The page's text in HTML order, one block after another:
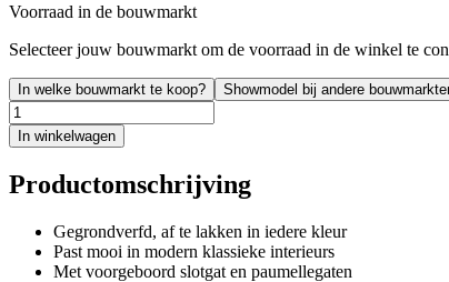
Voorraad in de bouwmarkt
Selecteer jouw bouwmarkt om de voorraad in de winkel te
In welke bouwmarkt te koop? Showmodel bij andere
In winkelwagen
Productomschrijving
Gegrondverfd, af te lakken in iedere kleur
Past mooi in modern klassieke interieurs
Met voorgeboord slotgat en paumellegaten